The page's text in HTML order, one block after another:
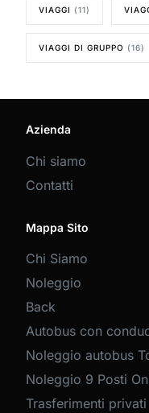
VIAGGI (11)
VIAGGI DI GRUPPO (16)
Azienda
Chi siamo
Contatti
Mappa Sito
Chi Siamo
Noleggio
Back
Autobus con
Noleggio autobus
Noleggio 9 Posti
Trasferimenti privati